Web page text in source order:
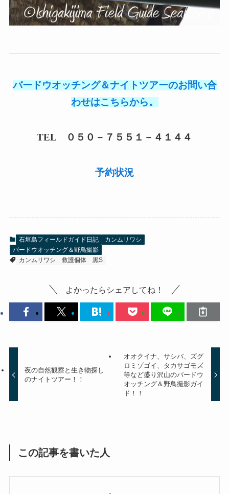
バードウオッチング＆ナイトツアーのお問い合
わせはこちらから。
TEL ０５０－７５５１－４１４４
予約状況
石垣島フィールドガイド日記
カンムリワシ
バードウオッチング＆野鳥撮影
カンムリワシ
救護個体 黒S
よかったらシェアしてね！
夜の自然観察と生き物探し
のナイトツアー！！
オオクイナ、サシバ、ズグ
ロミゾゴイ、タカサゴモズ
等など盛り沢山のバードウ
オッチング＆野鳥撮影ガイ
ド！！
この記事を書いた人